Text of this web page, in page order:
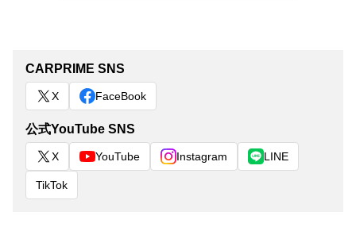
CARPRIME SNS
X FaceBook
公式YouTube SNS
X YouTube Instagram LINE
TikTok